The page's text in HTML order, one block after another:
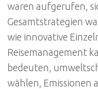
waren aufgerufen,
Gesamtstrategien
wie innovative
Reisemanagement
bedeuten,
wählen, Emissionen